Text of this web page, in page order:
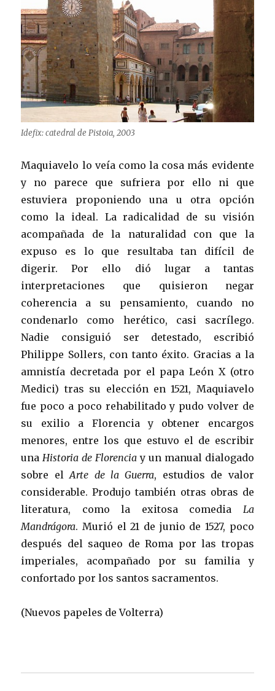
Idefix: catedral de Pistoia, 2003
Maquiavelo lo veía como la cosa más evidente
y no parece que sufriera por ello ni que
estuviera proponiendo una u otra opción
como la ideal. La radicalidad de su visión
acompañada de la naturalidad con que la
expuso es lo que resultaba tan difícil de
digerir. Por ello dió lugar a tantas
interpretaciones que quisieron negar
coherencia a su pensamiento, cuando no
condenarlo como herético, casi sacrílego.
Nadie consiguió ser detestado, escribió
Philippe Sollers, con tanto éxito. Gracias a la
amnistía decretada por el papa León X (otro
Medici) tras su elección en 1521, Maquiavelo
fue poco a poco rehabilitado y pudo volver de
su exilio a Florencia y obtener encargos
menores, entre los que estuvo el de escribir
una Historia de Florencia y un manual dialogado
sobre elArte de la Guerra, estudios de valor
considerable. Produjo también otras obras de
literatura, como la exitosa comedia La
Mandrágora. Murió el 21 de junio de 1527, poco
después del saqueo de Roma por las tropas
imperiales, acompañado por su familia y
confortado por los santos sacramentos.
(Nuevos papeles de Volterra)